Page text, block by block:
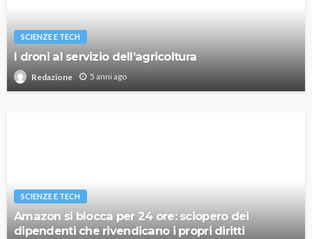
SCIENZE E TECH
I droni al servizio dell’agricoltura
Redazione 5 anni ago
SCIENZE E TECH
Amazon si blocca per 24 ore: sciopero dei
dipendenti che rivendicano i propri diritti